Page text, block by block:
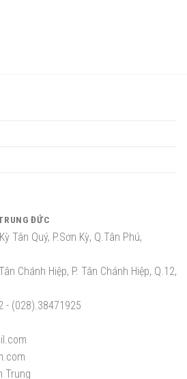
ĐỨC
Tân Quý, P.Sơn Kỳ, Q.Tân Phú,
Chánh Hiệp, P. Tân Chánh Hiệp, Q.12,
- (028).38471925
Trung